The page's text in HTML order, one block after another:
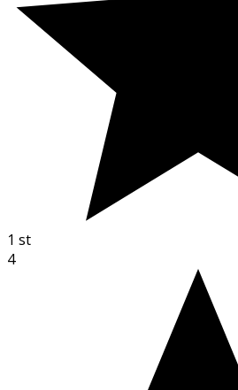
1 st
4